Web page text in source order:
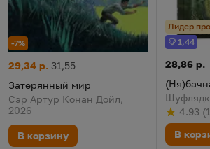
-7%
Затерянный мир
Цена:
29,34 р.
Старая цена:
31,55
Затерянный мир
Сэр Артур Конан Дойл,
2026
В корзину
Лидер
Бонус
1,44
Цена:
28,86 р.
Рейтинг
4.93
из 5 (
по
голосов
В